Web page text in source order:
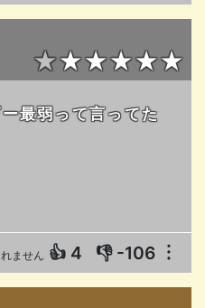
★★★★★★
最弱って言ってた
ません 👍 4 👎 -106 ︙